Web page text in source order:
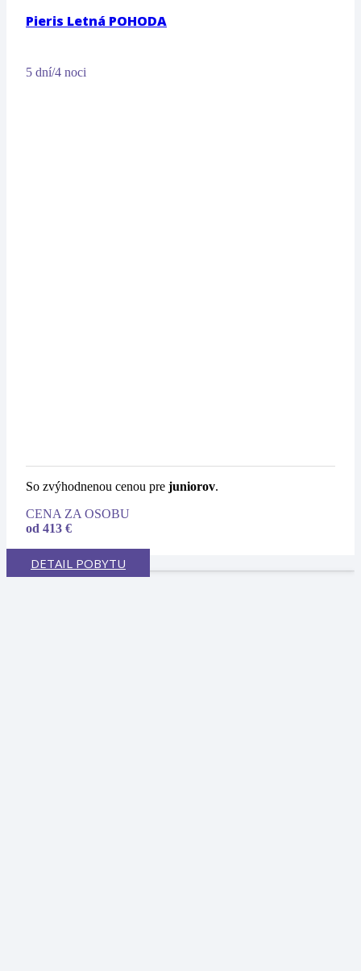
Pieris Letná POHODA
5 dní/4 noci
So zvýhodnenou cenou pre juniorov.
CENA ZA OSOBU
od 413 €
DETAIL POBYTU